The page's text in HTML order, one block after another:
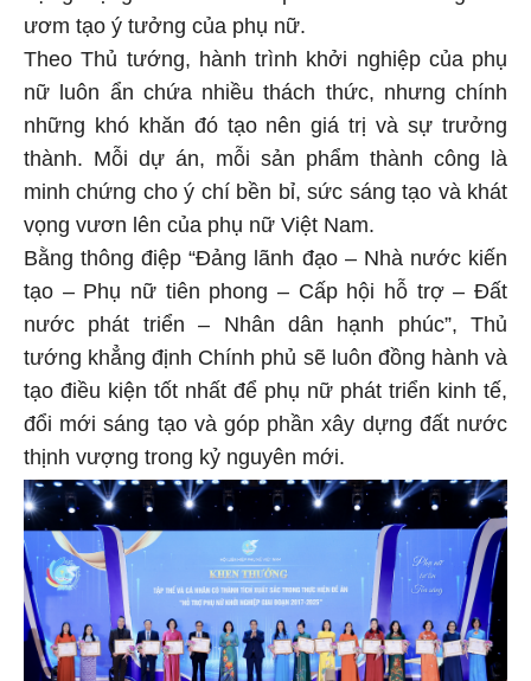
ươm tạo ý tưởng của phụ nữ.
Theo Thủ tướng, hành trình khởi nghiệp của phụ
nữ luôn ẩn chứa nhiều thách thức, nhưng chính
những khó khăn đó tạo nên giá trị và sự trưởng
thành. Mỗi dự án, mỗi sản phẩm thành công là
minh chứng cho ý chí bền bỉ, sức sáng tạo và khát
vọng vươn lên của phụ nữ Việt Nam.
Bằng thông điệp “Đảng lãnh đạo – Nhà nước kiến
tạo – Phụ nữ tiên phong – Cấp hội hỗ trợ – Đất
nước phát triển – Nhân dân hạnh phúc”, Thủ
tướng khẳng định Chính phủ sẽ luôn đồng hành và
tạo điều kiện tốt nhất để phụ nữ phát triển kinh tế,
đổi mới sáng tạo và góp phần xây dựng đất nước
thịnh vượng trong kỷ nguyên mới.